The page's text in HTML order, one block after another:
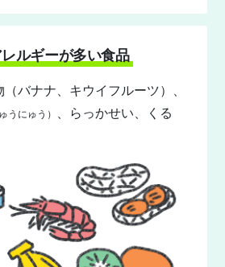
ルギーが多い食品
バナナ、キウイフルーツ）、
うにゅう）
、らっかせい、くる